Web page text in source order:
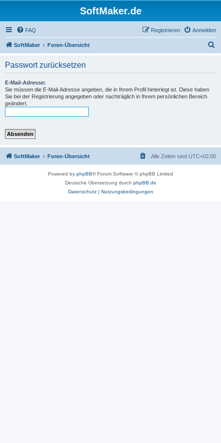
SoftMaker.de
FAQ Anmelden
Registrieren
SoftMaker Foren-Übersicht
Passwort zurücksetzen
E-Mail-Adresse:
Sie müssen die E-Mail-Adresse angeben, die in Ihrem Profil hinterlegt ist. Diese haben
Sie bei der Registrierung angegeben oder nachträglich in Ihrem persönlichen Bereich
geändert.
SoftMaker Foren-Übersicht Alle Zeiten sind UTC+02:00
Powered by phpBB® Forum Software © phpBB Limited
Deutsche Übersetzung durch phpBB.de
Datenschutz| Nutzungsbedingungen